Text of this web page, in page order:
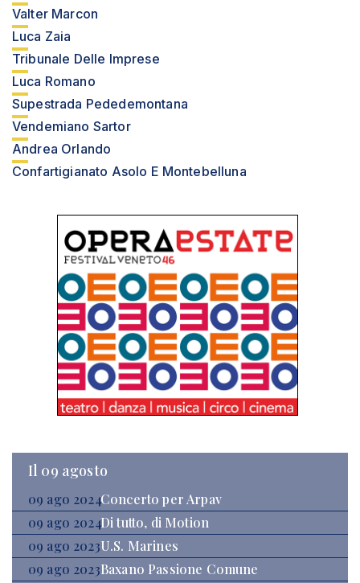
Valter Marcon
Luca Zaia
Tribunale Delle Imprese
Luca Romano
Supestrada Pededemontana
Vendemiano Sartor
Andrea Orlando
Confartigianato Asolo E Montebelluna
Il 09 agosto
09 ago 2024Concerto per Arpav
09 ago 2024Di tutto, di Motion
09 ago 2023U.S. Marines
09 ago 2023Baxano Passione Comune